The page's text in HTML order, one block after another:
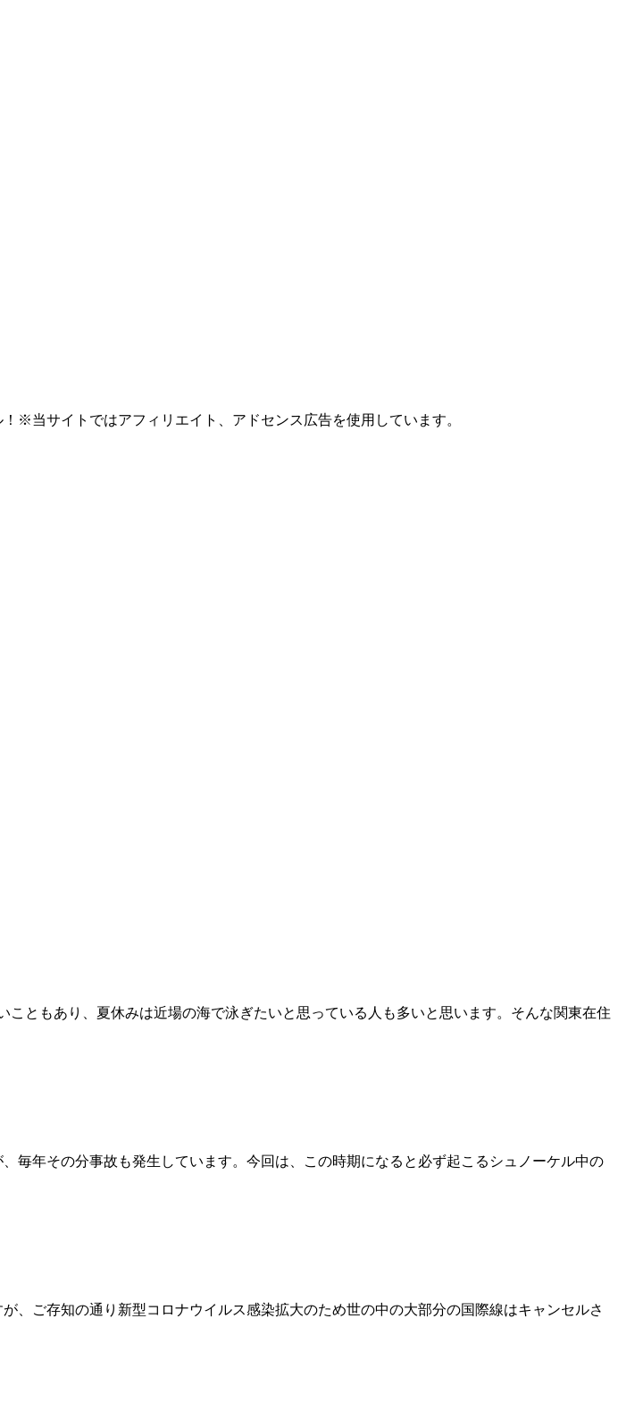
※当サイトではアフィリエイト、アドセンス広告を使用しています。
ともあり、夏休みは近場の海で泳ぎたいと思っている人も多いと思います。そんな関東在住
毎年その分事故も発生しています。今回は、この時期になると必ず起こるシュノーケル中の
、ご存知の通り新型コロナウイルス感染拡大のため世の中の大部分の国際線はキャンセルさ